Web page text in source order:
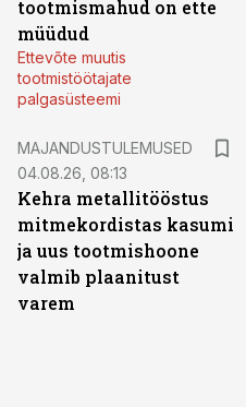
tootmismahud on ette
müüdud
Ettevõte muutis
tootmistöötajate
palgasüsteemi
MAJANDUSTULEMUSED
04.08.26, 08:13
Kehra metallitööstus
mitmekordistas kasumi
ja uus tootmishoone
valmib plaanitust
varem